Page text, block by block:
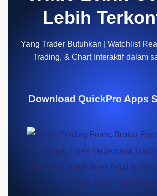
Lebih
Yang Trader Butuhkan | Watchlist
Trading, & Chart Interaktif dalam
Download QuickPro Apps